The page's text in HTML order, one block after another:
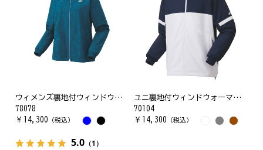
ウィメンズ裏地付ウィンドウォーマーシャツ
78078
￥ 14,300 （税込）
5.0 （1）
ユニ裏地付ウィンドウォーマーシャツ
70104
￥ 14,300 （税込）